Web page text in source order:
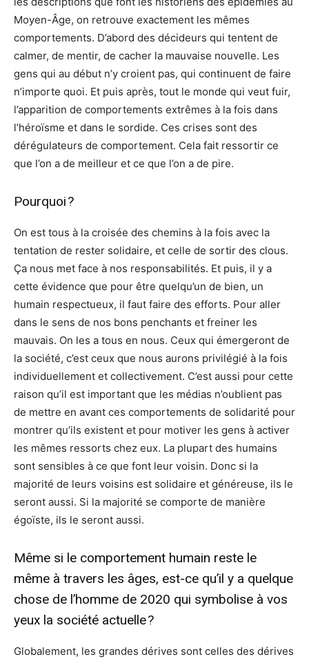
Moyen-Âge, on retrouve exactement les mêmes
comportements. D’abord des décideurs qui tentent de
calmer, de mentir, de cacher la mauvaise nouvelle. Les
gens qui au début n’y croient pas, qui continuent de faire
n’importe quoi. Et puis après, tout le monde qui veut fuir,
l’apparition de comportements extrêmes à la fois dans
l’héroïsme et dans le sordide. Ces crises sont des
dérégulateurs de comportement. Cela fait ressortir ce
que l’on a de meilleur et ce que l’on a de pire.
Pourquoi ?
On est tous à la croisée des chemins à la fois avec la
tentation de rester solidaire, et celle de sortir des clous.
Ça nous met face à nos responsabilités. Et puis, il y a
cette évidence que pour être quelqu’un de bien, un
humain respectueux, il faut faire des efforts. Pour aller
dans le sens de nos bons penchants et freiner les
mauvais. On les a tous en nous. Ceux qui émergeront de
la société, c’est ceux que nous aurons privilégié à la fois
individuellement et collectivement. C’est aussi pour cette
raison qu’il est important que les médias n’oublient pas
de mettre en avant ces comportements de solidarité pour
montrer qu’ils existent et pour motiver les gens à activer
les mêmes ressorts chez eux. La plupart des humains
sont sensibles à ce que font leur voisin. Donc si la
majorité de leurs voisins est solidaire et généreuse, ils le
seront aussi. Si la majorité se comporte de manière
égoïste, ils le seront aussi.
Même si le comportement humain reste le
même à travers les âges, est-ce qu’il y a quelque
chose de l’homme de 2020 qui symbolise à vos
yeux la société actuelle ?
Globalement, les grandes dérives sont celles des dérives